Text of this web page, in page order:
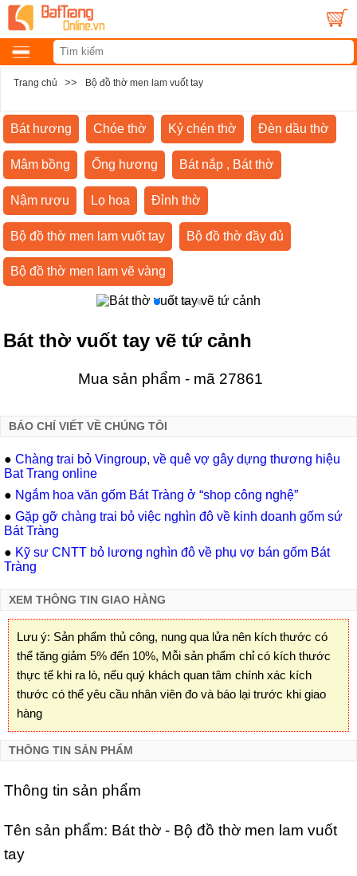
Trang chủ >> Bộ đồ thờ men lam vuốt tay
Bát hương Chóe thờ Kỷ chén thờ Đèn dầu thờ
Mâm bồng Ống hương Bát nắp , Bát thờ
Nậm rượu Lọ hoa Đỉnh thờ
Bộ đồ thờ men lam vuốt tay Bộ đồ thờ đầy đủ
Bộ đồ thờ men lam vẽ vàng
Bát thờ vuốt tay vẽ tứ cảnh
Mua sản phẩm - mã 27861
BÁO CHÍ VIẾT VỀ CHÚNG TÔI
● Chàng trai bỏ Vingroup, về quê vợ gây dựng thương hiệu
Bat Trang online
● Ngắm hoa văn gốm Bát Tràng ở “shop công nghệ”
● Gặp gỡ chàng trai bỏ việc nghìn đô về kinh doanh gốm sứ
Bát Tràng
● Kỹ sư CNTT bỏ lương nghìn đô về phụ vợ bán gốm Bát
Tràng
XEM THÔNG TIN GIAO HÀNG
Lưu ý: Sản phẩm thủ công, nung qua lửa nên kích thước có
thể tăng giảm 5% đến 10%, Mỗi sản phẩm chỉ có kích thước
thực tế khi ra lò, nếu quý khách quan tâm chính xác kích
thước có thể yêu cầu nhân viên đo và báo lại trước khi giao
hàng
THÔNG TIN SẢN PHẨM
Thông tin sản phẩm
Tên sản phẩm: Bát thờ - Bộ đồ thờ men lam vuốt
tay